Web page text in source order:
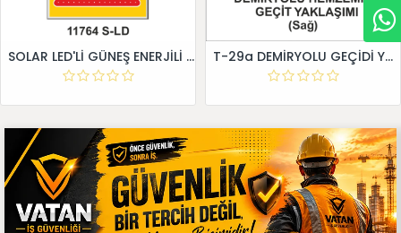
SOLAR LED'Lİ GÜNEŞ ENERJİLİ LEVHA T-29a DEMİRYOLU GEÇİDİ YAKLAŞIM LEVHALARI (Sağ)